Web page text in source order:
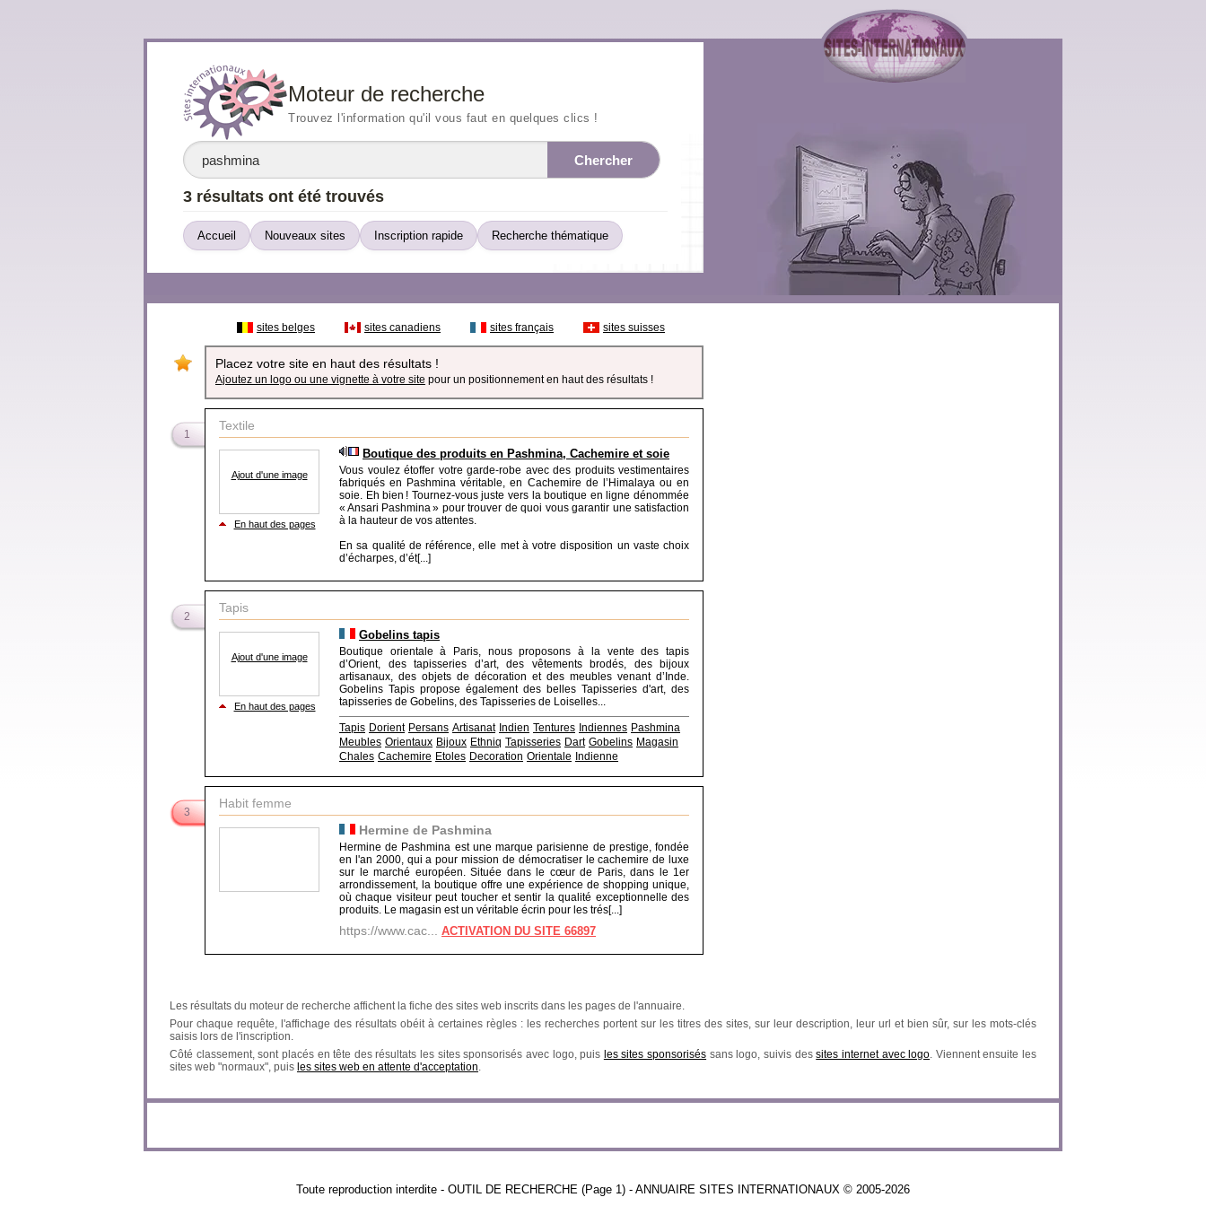
Moteur de recherche
Trouvez l'information qu'il vous faut en quelques clics !
Chercher
3 résultats ont été trouvés
Accueil Nouveaux sites Inscription rapide Recherche thématique
sites belges sites canadiens sites français sites suisses
Placez votre site en haut des résultats !
Ajoutez un logo ou une vignette à votre site pour un positionnement en haut des résultats !
1
Textile
Ajout d'une image
En haut des pages
Boutique des produits en Pashmina, Cachemire et soie
Vous voulez étoffer votre garde-robe avec des produits vestimentaires
fabriqués en Pashmina véritable, en Cachemire de l’Himalaya ou en
soie. Eh bien ! Tournez-vous juste vers la boutique en ligne dénommée
« Ansari Pashmina » pour trouver de quoi vous garantir une satisfaction
à la hauteur de vos attentes.
En sa qualité de référence, elle met à votre disposition un vaste choix
d’écharpes, d’ét[...]
2
Tapis
Ajout d'une image
En haut des pages
Gobelins tapis
Boutique orientale à Paris, nous proposons à la vente des tapis
d’Orient, des tapisseries d’art, des vêtements brodés, des bijoux
artisanaux, des objets de décoration et des meubles venant d’Inde.
Gobelins Tapis propose également des belles Tapisseries d'art, des
tapisseries de Gobelins, des Tapisseries de Loiselles...
Tapis Dorient Persans Artisanat Indien Tentures Indiennes Pashmina
Meubles Orientaux Bijoux Ethniq Tapisseries Dart Gobelins Magasin
Chales Cachemire Etoles Decoration Orientale Indienne
3
Habit femme
Hermine de Pashmina
Hermine de Pashmina est une marque parisienne de prestige, fondée
en l'an 2000, qui a pour mission de démocratiser le cachemire de luxe
sur le marché européen. Située dans le cœur de Paris, dans le 1er
arrondissement, la boutique offre une expérience de shopping unique,
où chaque visiteur peut toucher et sentir la qualité exceptionnelle des
produits. Le magasin est un véritable écrin pour les trés[...]
https://www.cac... ACTIVATION DU SITE 66897
Les résultats du moteur de recherche affichent la fiche des sites web inscrits dans les pages de l'annuaire.
Pour chaque requête, l'affichage des résultats obéit à certaines règles : les recherches portent sur les titres des sites, sur leur description, leur url et bien sûr, sur les mots-clés
saisis lors de l'inscription.
Côté classement, sont placés en tête des résultats les sites sponsorisés avec logo, puis les sites sponsorisés sans logo, suivis dessites internet avec logo. Viennent ensuite les
sites web "normaux", puis les sites web en attente d'acceptation.
Toute reproduction interdite - OUTIL DE RECHERCHE (Page 1) - ANNUAIRE SITES INTERNATIONAUX © 2005-2026